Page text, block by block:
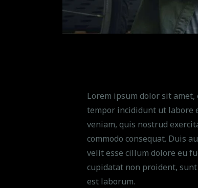
Lorem ipsum dolor sit
tempor incididunt ut labore
veniam, quis nostrud
commodo consequat. Duis
velit esse cillum dolore eu
cupidatat non proident,
est laborum.